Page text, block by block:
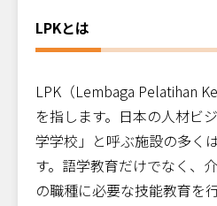
LPKとは
LPK（Lembaga Pelatihan
を指します。日本の人材ビ
学学校」と呼ぶ施設の多く
す。語学教育だけでなく、
の職種に必要な技能教育を